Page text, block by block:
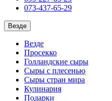
073-437-65-29
Везде
Везде
Просекко
Голландские сыры
Сыры с плесенью
Сыры стран мира
Кулинария
Подарки